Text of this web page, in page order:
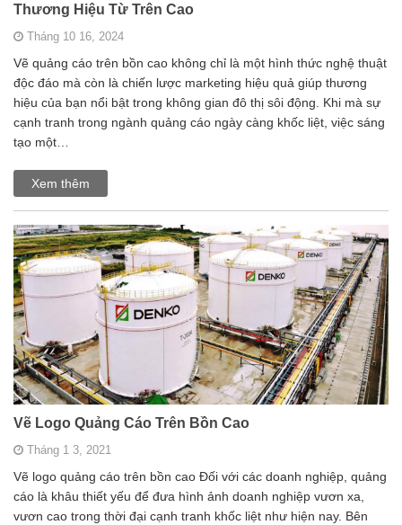
Thương Hiệu Từ Trên Cao
Tháng 10 16, 2024
Vẽ quảng cáo trên bồn cao không chỉ là một hình thức nghệ thuật
độc đáo mà còn là chiến lược marketing hiệu quả giúp thương
hiệu của bạn nổi bật trong không gian đô thị sôi động. Khi mà sự
cạnh tranh trong ngành quảng cáo ngày càng khốc liệt, việc sáng
tạo một…
Xem thêm
Vẽ Logo Quảng Cáo Trên Bồn Cao
Tháng 1 3, 2021
Vẽ logo quảng cáo trên bồn cao Đối với các doanh nghiệp, quảng
cáo là khâu thiết yếu để đưa hình ảnh doanh nghiệp vươn xa,
vươn cao trong thời đại cạnh tranh khốc liệt như hiện nay. Bên